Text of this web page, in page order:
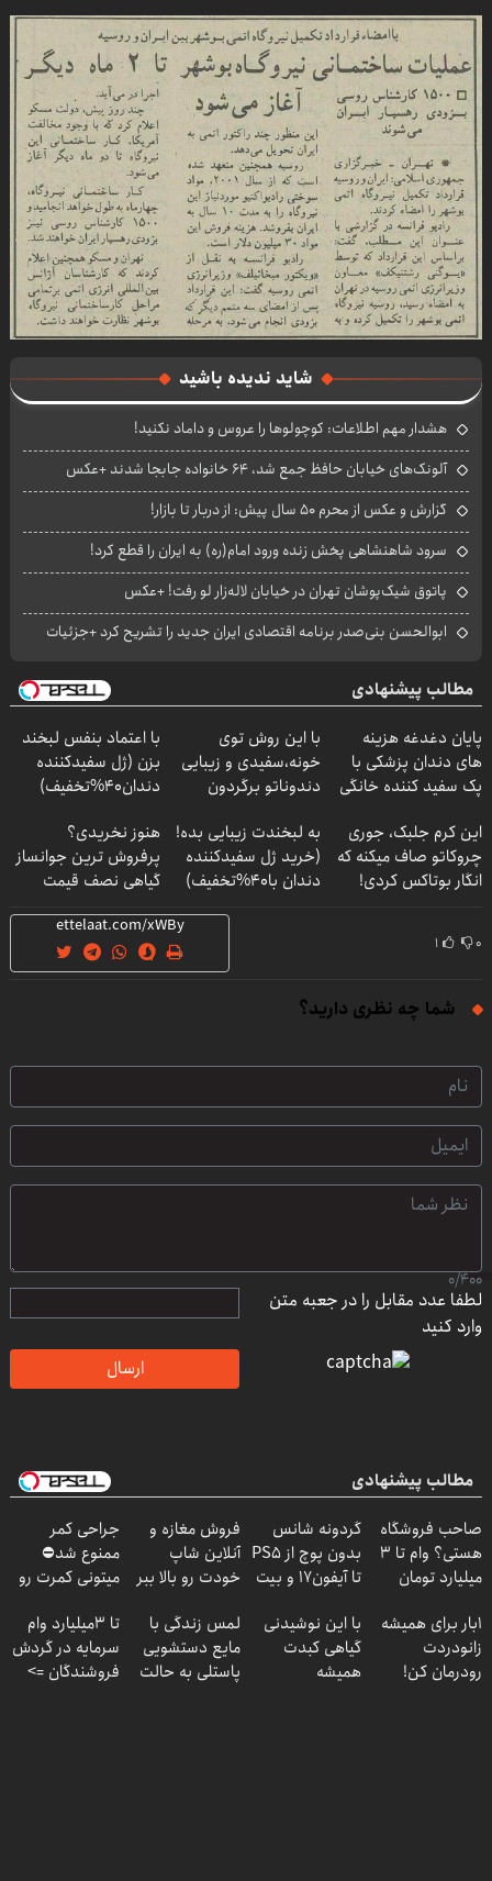
شاید ندیده باشید
هشدار مهم اطلاعات: کوچولوها را عروس و داماد نکنید!
آلونک‌های خیابان حافظ جمع شد، ۶۴ خانواده جابجا شدند +عکس
گزارش و عکس‌ از محرم ۵۰ سال پیش: از دربار تا بازار!
سرود شاهنشاهی پخش زنده ورود امام(ره) به ایران را قطع کرد!
پاتوق شیک‌پوشان تهران در خیابان لاله‌زار لو رفت! +عکس
ابوالحسن بنی‌صدر برنامه اقتصادی ایران جدید را تشریح کرد +جزئیات
مطالب پیشنهادی
پایان دغدغه هزینه
های دندان پزشکی با
پک سفید کننده خانگی
با این روش توی
خونه،سفیدی و زیبایی
دندوناتو برگردون
با اعتماد بنفس لبخند
بزن (ژل سفیدکننده
دندان40%تخفیف)
این کرم جلبک، جوری
چروکاتو صاف میکنه که
انگار بوتاکس کردی!
به لبخندت زیبایی بده!
(خرید ژل سفیدکننده
دندان با40%تخفیف)
هنوز نخریدی؟
پرفروش ترین جوانساز
گیاهی نصف قیمت
۰ ۱
شما چه نظری دارید؟
0/400
لطفا عدد مقابل را در جعبه متن
وارد کنید
ارسال
مطالب پیشنهادی
صاحب فروشگاه
هستی؟ وام تا ۳
میلیارد تومان
گردونه شانس
بدون پوچ از PS5
تا آیفون17 و بیت
فروش مغازه و
آنلاین شاپ
خودت رو بالا ببر
جراحی کمر
ممنوع شد⛔
میتونی کمرت رو
کنی! 👈🏻
پرسش‌نامه
1بار برای همیشه
زانودردت
رودرمان کن!
با این نوشیدنی
گیاهی کبدت
همیشه
لمس زندگی با
مایع دستشویی
پاستلی به حالت
تا 3میلیارد وام
سرمایه در گردش
فروشندگان =>